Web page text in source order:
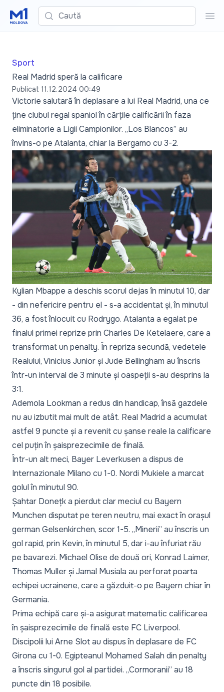
Caută
Sport
Real Madrid speră la calificare
Publicat 11.12.2024 00:49
Victorie salutară în deplasare a lui Real Madrid, una ce
ține clubul regal spaniol în cărțile calificării în faza
eliminatorie a Ligii Campionilor. „Los Blancos” au
învins-o pe Atalanta, chiar la Bergamo cu 3-2.
Kylian Mbappe a deschis scorul dejas în minutul 10, dar
- din nefericire pentru el - s-a accidentat și, în minutul
36, a fost înlocuit cu Rodrygo. Atalanta a egalat pe
finalul primei reprize prin Charles De Ketelaere, care a
transformat un penalty. În repriza secundă, vedetele
Realului, Vinicius Junior și Jude Bellingham au înscris
într-un interval de 3 minute și oaspeții s-au desprins la
3:1.
Ademola Lookman a redus din handicap, însă gazdele
nu au izbutit mai mult de atât. Real Madrid a acumulat
astfel 9 puncte și a revenit cu șanse reale la calificare
cel puțin în șaisprezecimile de finală.
Într-un alt meci, Bayer Leverkusen a dispus de
Internazionale Milano cu 1-0. Nordi Mukiele a marcat
golul în minutul 90.
Șahtar Donețk a pierdut clar meciul cu Bayern
Munchen disputat pe teren neutru, mai exact în orașul
german Gelsenkirchen, scor 1-5. „Minerii” au înscris un
gol rapid, prin Kevin, în minutul 5, dar i-au înfuriat rău
pe bavarezi. Michael Olise de două ori, Konrad Laimer,
Thomas Muller și Jamal Musiala au perforat poarta
echipei ucrainene, care a găzduit-o pe Bayern chiar în
Germania.
Prima echipă care și-a asigurat matematic calificarea
în șaisprezecimile de finală este FC Liverpool.
Discipolii lui Arne Slot au dispus în deplasare de FC
Girona cu 1-0. Egipteanul Mohamed Salah din penalty
a înscris singurul gol al partidei. „Cormoranii” au 18
puncte din 18 posibile.